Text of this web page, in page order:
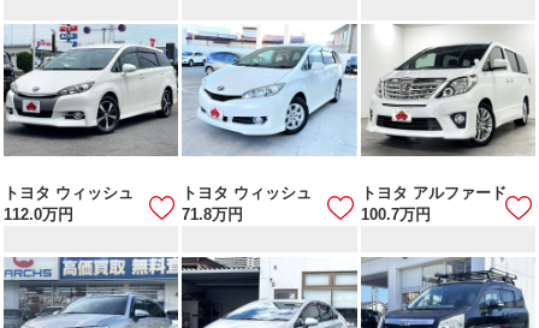
トヨタ ウィッシュ
112.0万円
トヨタ ウィッシュ
71.8万円
トヨタ アルファード
100.7万円